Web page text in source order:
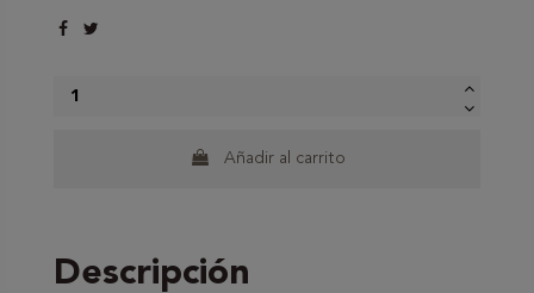
Añadir al carrito
Descripción